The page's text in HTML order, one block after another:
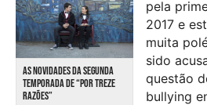
AS NOVIDADES DA SEGUNDA
TEMPORADA DE “POR TREZE
RAZÕES”
pela
2017 e
muita
sido
questão
bullying